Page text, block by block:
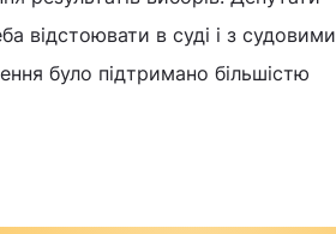
відстоювати в суді і з судовими
було підтримано більшістю